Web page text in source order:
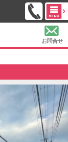
お問合せ